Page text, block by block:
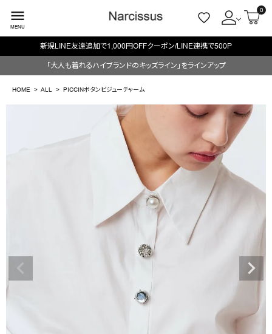
menu
MENU
0
ようこそ ゲスト 様
search
OUTLET
新規LINE友達追加で1,000円OFFクーポン/LINE連携で500P
「大人も着れるハイブランドのキッズライン」をラインアップ
HOME ALL PICCINボタンビジューチャーム